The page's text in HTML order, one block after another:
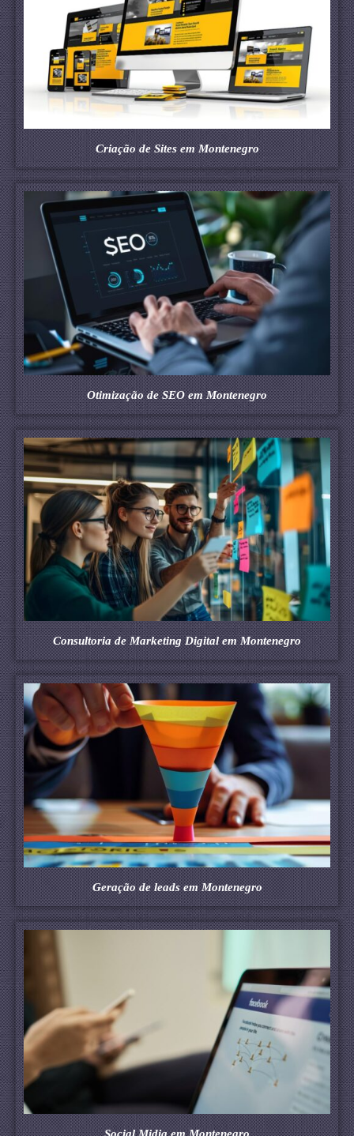
Criação de Sites em Montenegro
Otimização de SEO em Montenegro
Consultoria de Marketing Digital em Montenegro
Geração de leads em Montenegro